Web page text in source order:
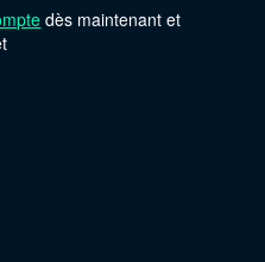
dès maintenant et